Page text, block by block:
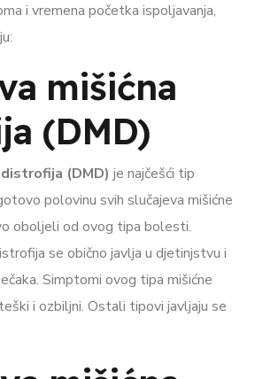
i vremena početka ispoljavanja,
mišićna
(DMD)
(DMD) je najčešći tip
polovinu svih slučajeva mišićne
oboljeli od ovog tipa bolesti.
se obično javlja u djetinjstvu i
Simptomi ovog tipa mišićne
i ozbiljni. Ostali tipovi javljaju se